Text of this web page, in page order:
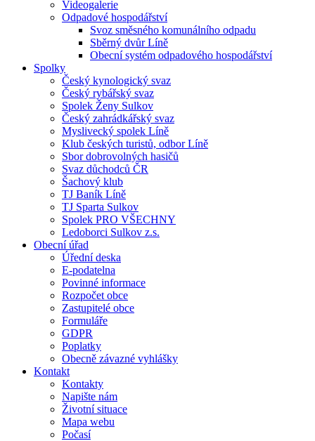
Videogalerie
Odpadové hospodářství
Svoz směsného komunálního odpadu
Sběrný dvůr Líně
Obecní systém odpadového hospodářství
Spolky
Český kynologický svaz
Český rybářský svaz
Spolek Ženy Sulkov
Český zahrádkářský svaz
Myslivecký spolek Líně
Klub českých turistů, odbor Líně
Sbor dobrovolných hasičů
Svaz důchodců ČR
Šachový klub
TJ Baník Líně
TJ Sparta Sulkov
Spolek PRO VŠECHNY
Ledoborci Sulkov z.s.
Obecní úřad
Úřední deska
E-podatelna
Povinné informace
Rozpočet obce
Zastupitelé obce
Formuláře
GDPR
Poplatky
Obecně závazné vyhlášky
Kontakt
Kontakty
Napište nám
Životní situace
Mapa webu
Počasí